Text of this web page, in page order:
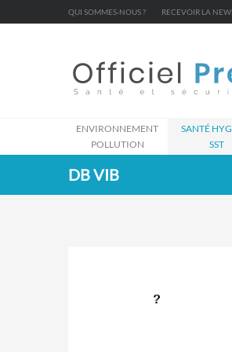
QUI SOMMES-NOUS ? RECEVOIR LA
ENVIRONNEMENT
POLLUTION
SANTÉ
SST
DB VIB
Cookies management panel